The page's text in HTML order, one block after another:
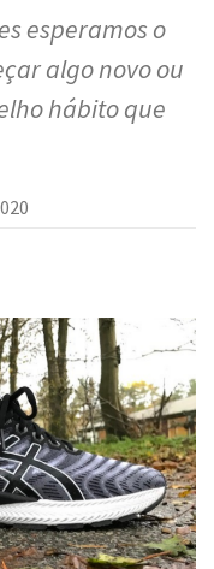
esperamos o
algo novo ou
hábito que